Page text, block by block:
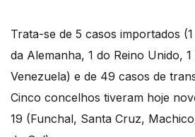
Trata-se de 5 casos importados
da Alemanha, 1 do Reino Unido, 1
Venezuela) e de 49 casos de
Cinco concelhos tiveram hoje
19 (Funchal, Santa Cruz,